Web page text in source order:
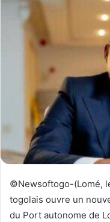
©Newsoftogo-(Lomé,
togolais ouvre un
du Port autonome de